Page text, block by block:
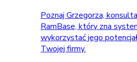
Poznaj Grzegorza,
RamBase, który zna
wykorzystać jego
Twojej firmy.